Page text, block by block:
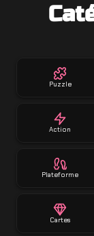
Puzzle
Action
Plateforme
Cartes